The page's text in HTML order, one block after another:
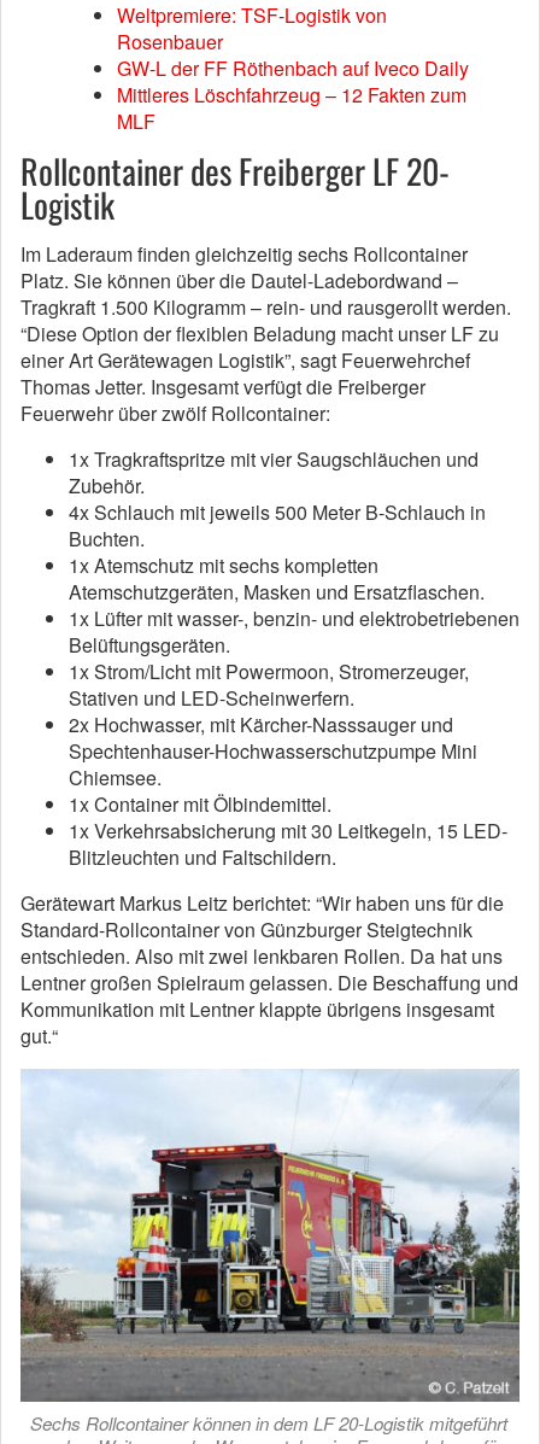
Weltpremiere: TSF-Logistik von
Rosenbauer
GW-L der FF Röthenbach auf Iveco Daily
Mittleres Löschfahrzeug – 12 Fakten zum
MLF
Rollcontainer des Freiberger LF 20-
Logistik
Im Laderaum finden gleichzeitig sechs Rollcontainer
Platz. Sie können über die Dautel-Ladebordwand –
Tragkraft 1.500 Kilogramm – rein- und rausgerollt werden.
“Diese Option der flexiblen Beladung macht unser LF zu
einer Art Gerätewagen Logistik”, sagt Feuerwehrchef
Thomas Jetter. Insgesamt verfügt die Freiberger
Feuerwehr über zwölf Rollcontainer:
1x Tragkraftspritze mit vier Saugschläuchen und
Zubehör.
4x Schlauch mit jeweils 500 Meter B-Schlauch in
Buchten.
1x Atemschutz mit sechs kompletten
Atemschutzgeräten, Masken und Ersatzflaschen.
1x Lüfter mit wasser-, benzin- und elektrobetriebenen
Belüftungsgeräten.
1x Strom/Licht mit Powermoon, Stromerzeuger,
Stativen und LED-Scheinwerfern.
2x Hochwasser, mit Kärcher-Nasssauger und
Spechtenhauser-Hochwasserschutzpumpe Mini
Chiemsee.
1x Container mit Ölbindemittel.
1x Verkehrsabsicherung mit 30 Leitkegeln, 15 LED-
Blitzleuchten und Faltschildern.
Gerätewart Markus Leitz berichtet: “Wir haben uns für die
Standard-Rollcontainer von Günzburger Steigtechnik
entschieden. Also mit zwei lenkbaren Rollen. Da hat uns
Lentner großen Spielraum gelassen. Die Beschaffung und
Kommunikation mit Lentner klappte übrigens insgesamt
gut.“
Sechs Rollcontainer können in dem LF 20-Logistik mitgeführt